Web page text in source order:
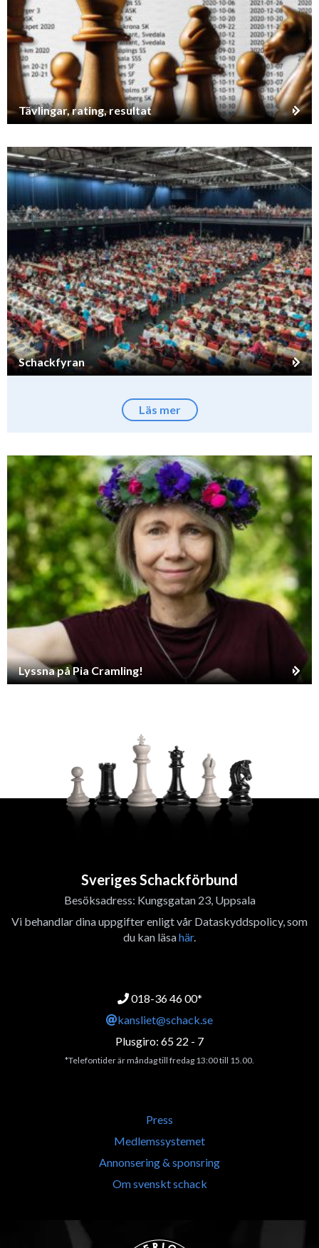
Tävlingar, rating, resultat
Schackfyran
Läs mer
Lyssna på Pia Cramling!
Sveriges Schackförbund
Besöksadress: Kungsgatan 23, Uppsala
Vi behandlar dina uppgifter enligt vår Dataskyddspolicy, som
du kan läsahär.
018-36 46 00*
kansliet@schack.se
Plusgiro: 65 22 - 7
*Telefontider är måndag till fredag 13:00 till 15.00.
Press
Medlemssystemet
Annonsering & sponsring
Om svenskt schack